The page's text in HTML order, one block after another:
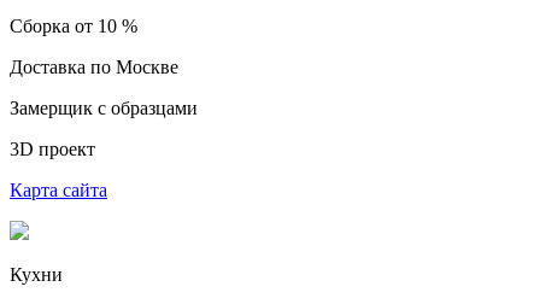
Сборка от 10 %
Доставка по Москве
Замерщик с образцами
3D проект
Карта сайта
Кухни